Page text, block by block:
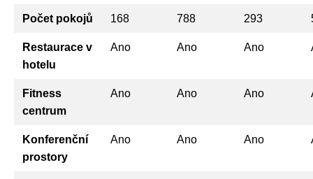
Počet pokojů 168 788 293
Restaurace v
hotelu
Ano Ano Ano
Fitness
centrum
Ano Ano Ano
Konferenční
prostory
Ano Ano Ano